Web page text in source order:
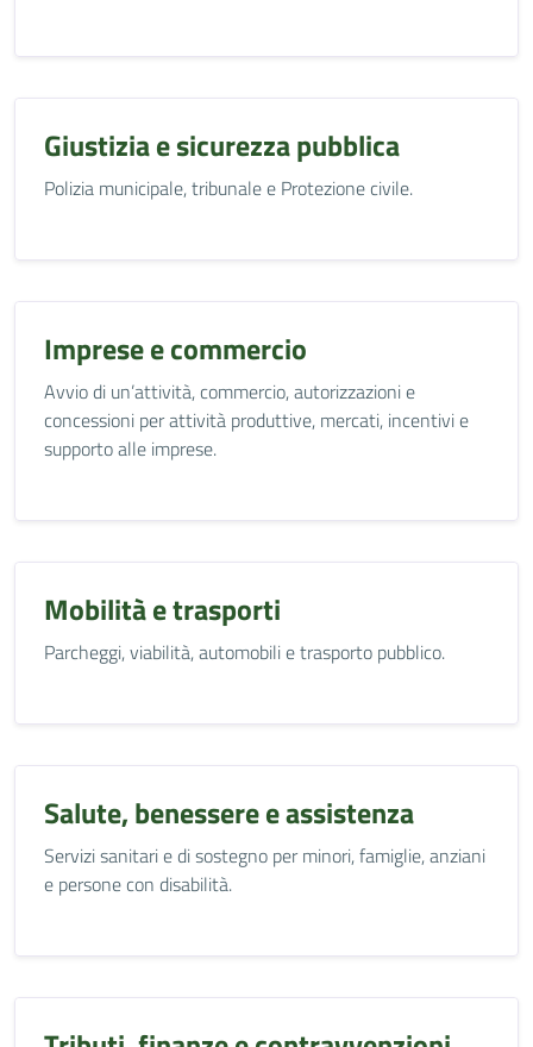
Giustizia e sicurezza pubblica
Polizia municipale, tribunale e Protezione civile.
Imprese e commercio
Avvio di un’attività, commercio, autorizzazioni e
concessioni per attività produttive, mercati, incentivi e
supporto alle imprese.
Mobilità e trasporti
Parcheggi, viabilità, automobili e trasporto pubblico.
Salute, benessere e assistenza
Servizi sanitari e di sostegno per minori, famiglie, anziani
e persone con disabilità.